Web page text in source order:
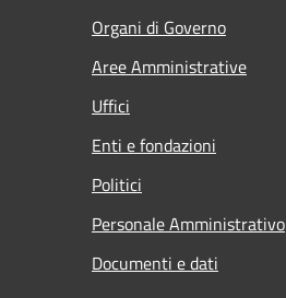
Organi di Governo
Aree Amministrative
Uffici
Enti e fondazioni
Politici
Personale Amministrativo
Documenti e dati